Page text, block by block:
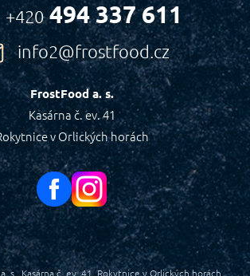
+420494 337 611
info2@frostfood.cz
FrostFood a. s.
Kasárna č. ev. 41
v Orlických horách
s., Kasárna č. ev. 41, Rokytnice v Orlických horách.